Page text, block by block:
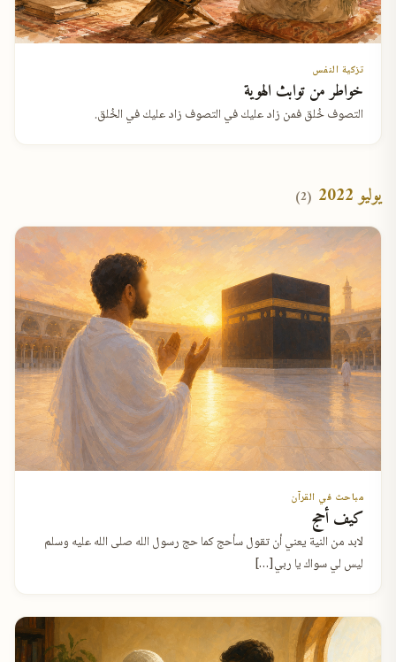
تزكية النفس
خواطر من توابث الهوية
التصوف خُلق فمن زاد عليك في التصوف زاد عليك في الخُلق.
يوليو 2022 (2)
مباحث في القرآن
كيف أحج
لابد من النية يعني أن تقول سأحج كما حج رسول الله صلى الله عليه وسلم
ليس لي سواك يا ربي[…]